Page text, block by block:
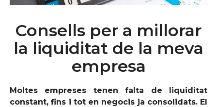
Consells per a millorar
la liquiditat de la meva
empresa
Moltes empreses tenen falta de liquiditat
constant, fins i tot en negocis ja consolidats. El